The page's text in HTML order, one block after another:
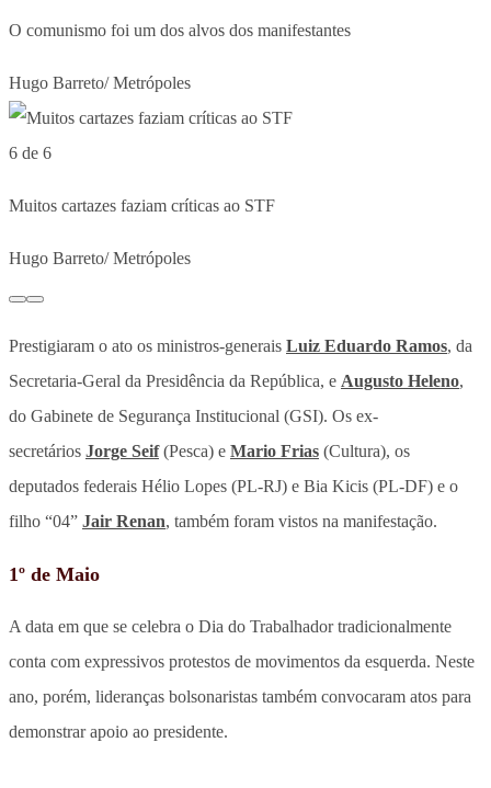
O comunismo foi um dos alvos dos manifestantes
Hugo Barreto/ Metrópoles
6 de 6
Muitos cartazes faziam críticas ao STF
Hugo Barreto/ Metrópoles
Prestigiaram o ato os ministros-generais Luiz Eduardo Ramos, da
Secretaria-Geral da Presidência da República, e Augusto Heleno,
do Gabinete de Segurança Institucional (GSI). Os ex-
secretários Jorge Seif(Pesca) e Mario Frias (Cultura), os
deputados federais Hélio Lopes (PL-RJ) e Bia Kicis (PL-DF) e o
filho “04” Jair Renan, também foram vistos na manifestação.
1º de Maio
A data em que se celebra o Dia do Trabalhador tradicionalmente
conta com expressivos protestos de movimentos da esquerda. Neste
ano, porém, lideranças bolsonaristas também convocaram atos para
demonstrar apoio ao presidente.